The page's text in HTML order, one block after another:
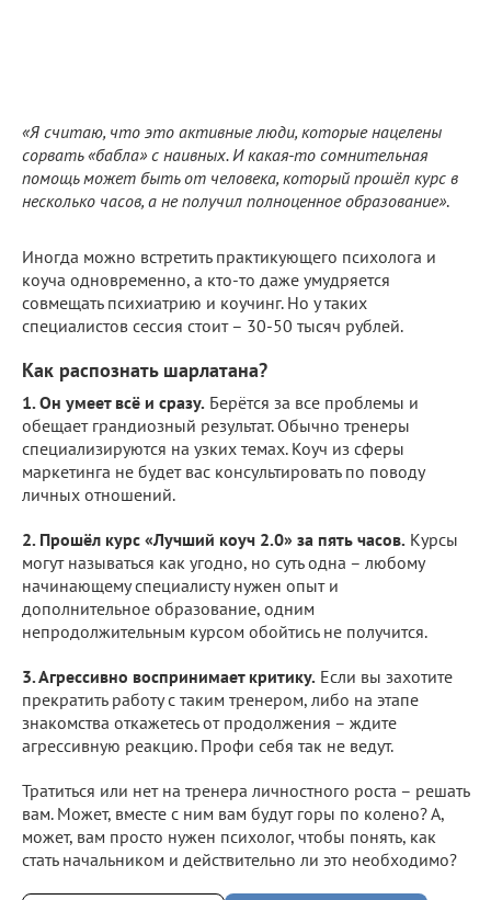
«Я считаю, что это активные люди, которые нацелены
сорвать «бабла» с наивных. И какая-то сомнительная
помощь может быть от человека, который прошёл курс в
несколько часов, а не получил полноценное образование».
Иногда можно встретить практикующего психолога и
коуча одновременно, а кто-то даже умудряется
совмещать психиатрию и коучинг. Но у таких
специалистов сессия стоит – 30-50 тысяч рублей.
Как распознать шарлатана?
1. Он умеет всё и сразу. Берётся за все проблемы и
обещает грандиозный результат. Обычно тренеры
специализируются на узких темах. Коуч из сферы
маркетинга не будет вас консультировать по поводу
личных отношений.
2. Прошёл курс «Лучший коуч 2.0» за пять часов. Курсы
могут называться как угодно, но суть одна – любому
начинающему специалисту нужен опыт и
дополнительное образование, одним
непродолжительным курсом обойтись не получится.
3. Агрессивно воспринимает критику. Если вы захотите
прекратить работу с таким тренером, либо на этапе
знакомства откажетесь от продолжения – ждите
агрессивную реакцию. Профи себя так не ведут.
Тратиться или нет на тренера личностного роста – решать
вам. Может, вместе с ним вам будут горы по колено? А,
может, вам просто нужен психолог, чтобы понять, как
стать начальником и действительно ли это необходимо?